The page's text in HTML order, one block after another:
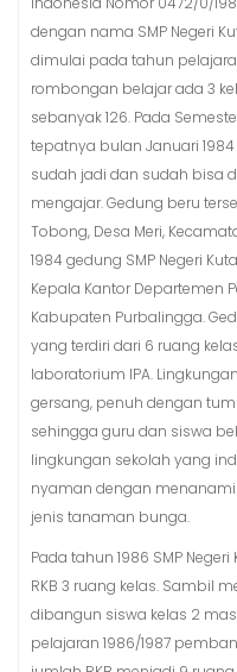
dengan nama SMP Negeri
dimulai pada tahun
rombongan belajar ada 3
sebanyak 126. Pada
tepatnya bulan Januari 1984
sudah jadi dan sudah bisa
mengajar. Gedung beru
Tobong, Desa Meri,
1984 gedung SMP Negeri
Kepala Kantor Departemen
Kabupaten Purbalingga.
yang terdiri dari 6 ruang
laboratorium IPA.
gersang, penuh dengan
sehingga guru dan siswa
lingkungan sekolah yang
nyaman dengan
jenis tanaman bunga.
Pada tahun 1986 SMP
RKB 3 ruang kelas. Sambil
dibangun siswa kelas 2
pelajaran 1986/1987